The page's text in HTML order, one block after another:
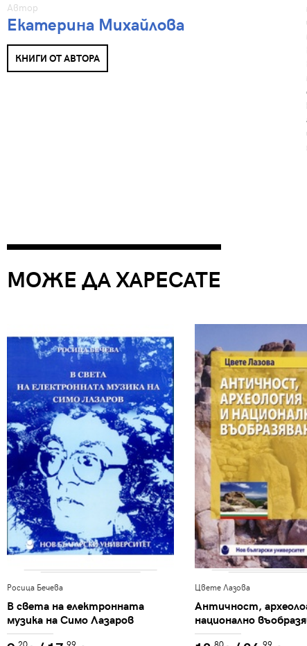
Автор
Екатерина Михайлова
КНИГИ ОТ АВТОРА
МОЖЕ ДА ХАРЕСАТЕ
Росица Бечева
В света на електронната
музика на Симо Лазаров
Цвете Лазова
Античност,
национално
Антропологични